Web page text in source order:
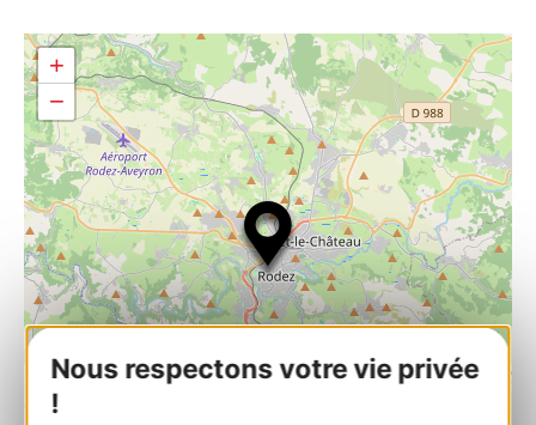
Nous respectons votre vie privée
!
+
−